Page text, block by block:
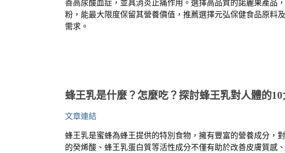
善高尿酸血症，並具消炎止痛作用。選擇高品質的諾麗果產品
粉，能最大限度保留其營養價值，推薦選擇元弘保健食品原料
需求。
蜂王乳是什麼？怎麼吃？探討蜂王乳對人體的10
文章連結
蜂王乳是蜜蜂為蜂王提供的特別食物，擁有豐富的營養成分，
的癸烯酸、蜂王乳蛋白質等活性成分不僅有助於改善皮膚質感